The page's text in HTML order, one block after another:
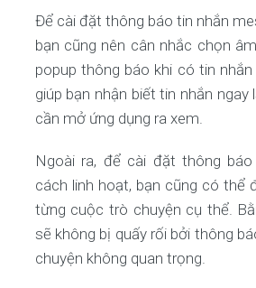
Để cài đặt thông báo tin nhắn
bạn cũng nên cân nhắc chọn
popup thông báo khi có tin
giúp bạn nhận biết tin nhắn
cần mở ứng dụng ra xem.
Ngoài ra, để cài đặt thông
cách linh hoạt, bạn cũng có thể
từng cuộc trò chuyện cụ thể.
sẽ không bị quấy rối bởi thông
chuyện không quan trọng.